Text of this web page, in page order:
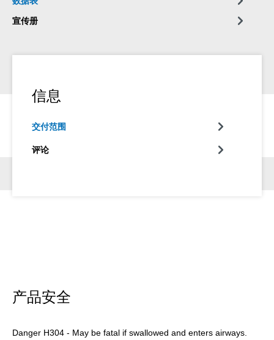
宣传册
信息
交付范围
评论
产品安全
Danger H304 - May be fatal if swallowed and enters airways.